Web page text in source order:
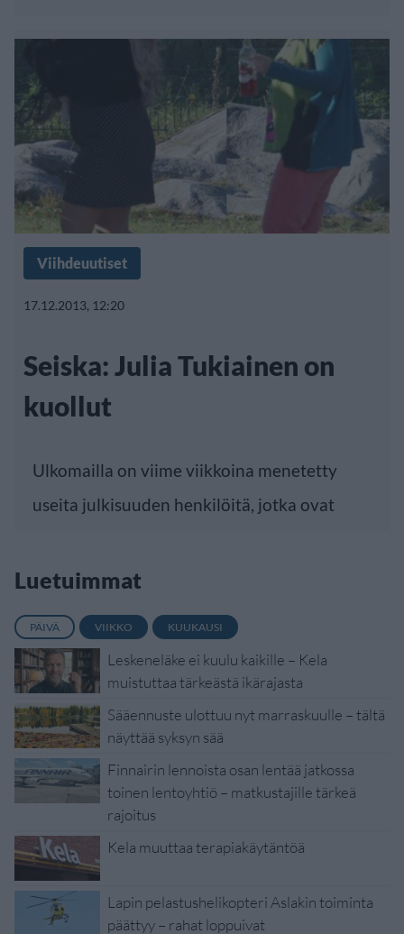
Viihdeuutiset
17.12.2013, 12:20
Seiska: Julia Tukiainen on
kuollut
Ulkomailla on viime viikkoina menetetty
useita julkisuuden henkilöitä, jotka ovat
Luetuimmat
PÄIVÄ VIIKKO KUUKAUSI
Leskeneläke ei kuulu kaikille – Kela
muistuttaa tärkeästä ikärajasta
Sääennuste ulottuu nyt marraskuulle – tältä
näyttää syksyn sää
Finnairin lennoista osan lentää jatkossa
toinen lentoyhtiö – matkustajille tärkeä
rajoitus
Kela muuttaa terapiakäytäntöä
Lapin pelastushelikopteri Aslakin toiminta
päättyy – rahat loppuivat